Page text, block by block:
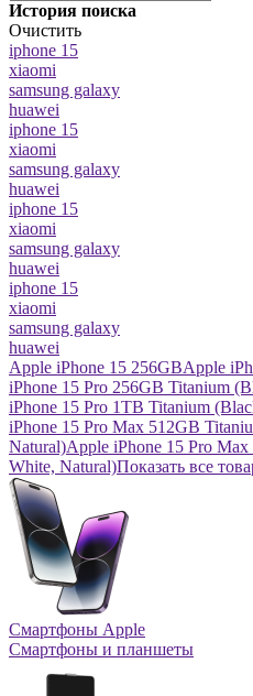
История поиска
Очистить
iphone 15
xiaomi
samsung galaxy
huawei
iphone 15
xiaomi
samsung galaxy
huawei
iphone 15
xiaomi
samsung galaxy
huawei
iphone 15
xiaomi
samsung galaxy
huawei
Apple iPhone 15 256GBApple
iPhone 15 Pro 256GB Titanium
iPhone 15 Pro 1TB Titanium
iPhone 15 Pro Max 512GB
Natural)Apple iPhone 15 Pro
White, Natural)Показать все
Смартфоны Apple
Смартфоны и планшеты